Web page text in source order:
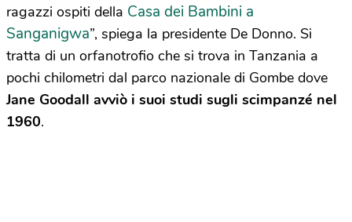
ragazzi ospiti della Casa dei Bambini a
Sanganigwa”, spiega la presidente De Donno. Si
tratta di un orfanotrofio che si trova in Tanzania a
pochi chilometri dal parco nazionale di Gombe dove
Jane Goodall avviò i suoi studi sugli scimpanzé nel
1960.